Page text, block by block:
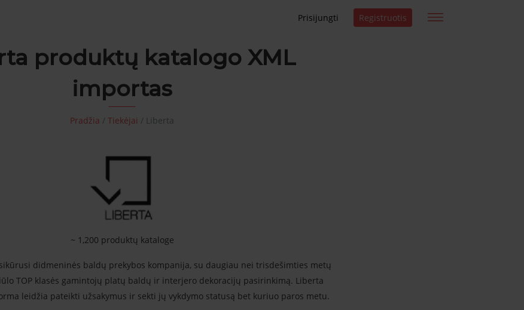
Prisijungti Registruotis
produktų katalogo XML
importas
Pradžia / Tiekėjai / Liberta
~ 1,200 produktų kataloge
didmeninės baldų prekybos kompanija, su daugiau nei trisdešimties metų
TOP klasės gamintojų platų baldų ir interjero dekoracijų pasirinkimą. Liberta
leidžia pateikti užsakymus ir sekti jų vykdymo statusą bet kuriuo paros metu.